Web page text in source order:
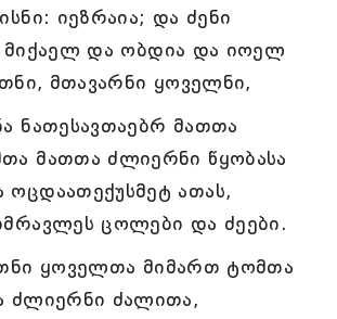
იეზრაია; და ძენი
მიქაელ და ობდია და იოელ
მთავარნი ყოველნი,
ნათესავთაებრ მათთა
მათთა ძლიერნი წყობასა
ოცდაათექუსმეტ ათას,
ცოლები და ძეები.
ყოველთა მიმართ ტომთა
ძლიერნი ძალითა,